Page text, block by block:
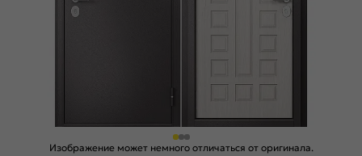
Изображение может немного отличаться от оригинала.